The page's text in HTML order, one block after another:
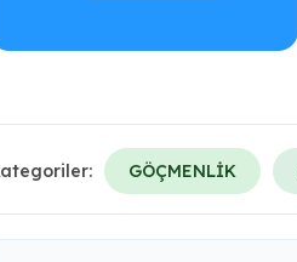
GÖÇMENLİK